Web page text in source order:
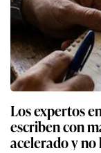
Los expertos
escriben con
acelerado y